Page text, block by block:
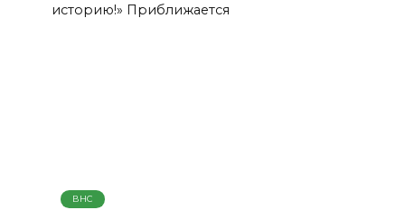
историю!» Приближается
ВНС